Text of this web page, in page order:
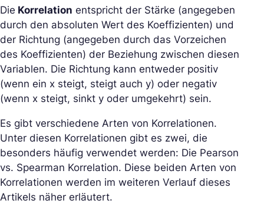
Die Korrelation entspricht der Stärke (angegeben
durch den absoluten Wert des Koeffizienten) und
der Richtung (angegeben durch das Vorzeichen
des Koeffizienten) der Beziehung zwischen diesen
Variablen. Die Richtung kann entweder positiv
(wenn ein x steigt, steigt auch y) oder negativ
(wenn x steigt, sinkt y oder umgekehrt) sein.
Es gibt verschiedene Arten von Korrelationen.
Unter diesen Korrelationen gibt es zwei, die
besonders häufig verwendet werden: Die Pearson
vs. Spearman Korrelation. Diese beiden Arten von
Korrelationen werden im weiteren Verlauf dieses
Artikels näher erläutert.